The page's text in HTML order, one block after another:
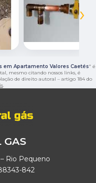
›
em Apartamento Valores Caetés" é
mesmo citando nossos links, é
de direito autoral – artigo 184 do
.
GAS
Rio Pequeno
842